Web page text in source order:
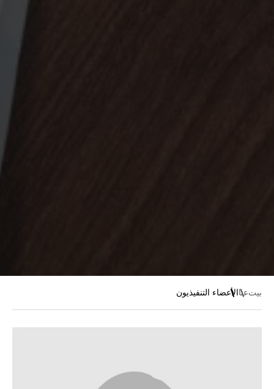
بيتعناالأعضاء التنفيذيون